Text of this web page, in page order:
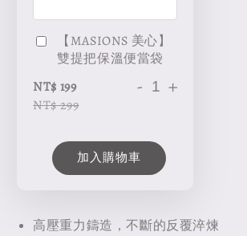
【MASIONS 美心】
雙提把保溫便當袋
NT$ 199
NT$ 299
- +
加入購物車
高壓重力鑄造，不斷的反覆淬煉